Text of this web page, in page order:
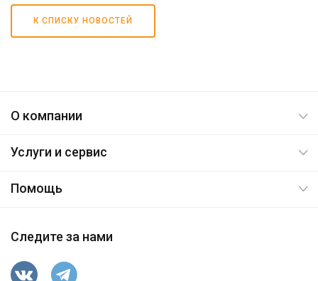
К СПИСКУ НОВОСТЕЙ
О компании
Услуги и сервис
Помощь
Следите за нами